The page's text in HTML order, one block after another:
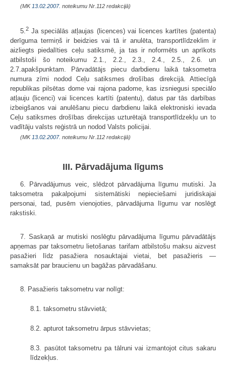
(MK 13.02.2007. noteikumu Nr.112 redakcijā)
5. 2 Ja speciālās atļaujas (licences) vai licences kartītes (patenta)
derīguma termiņš ir beidzies vai tā ir anulēta, trans­portlīdzeklim ir
aizliegts piedalīties ceļu satiksmē, ja tas ir noformēts un aprīkots
atbilstoši šo noteikumu 2.1., 2.2., 2.3., 2.4., 2.5., 2.6. un
2.7.apakšpunktam. Pārvadātājs piecu darbdienu laikā taksometra
numura zīmi nodod Ceļu satiksmes drošības direkcijā. Attiecīgā
republikas pilsētas dome vai rajona padome, kas izsniegusi speciālo
atļauju (licenci) vai licences kartīti (patentu), datus par tās darbības
izbeigšanos vai anulēšanu piecu darbdienu laikā elektroniski ievada
Ceļu satiksmes drošības direkcijas uzturētajā transportlīdzekļu un to
vadītāju valsts reģistrā un nodod Valsts policijai.
(MK 13.02.2007. noteikumu Nr.112 redakcijā)
III. Pārvadājuma līgums
6. Pārvadājumus veic, slēdzot pārvadājuma līgumu mutiski. Ja
taksometra pakalpojumi sistemātiski nepieciešami juridiskajai
personai, tad, pusēm vienojoties, pārvadājuma līgumu var noslēgt
rakstiski.
7. Saskaņā ar mutiski noslēgtu pārvadājuma līgumu pārvadātājs
apņemas par taksometru lietošanas tarifam atbilstošu maksu aizvest
pasažieri līdz pasažiera nosauktajai vietai, bet pasažieris —
samaksāt par braucienu un bagāžas pārvadāšanu.
8. Pasažieris taksometru var nolīgt:
8.1. taksometru stāvvietā;
8.2. apturot taksometru ārpus stāvvietas;
8.3. pasūtot taksometru pa tālruni vai izmantojot citus sakaru
līdzekļus.